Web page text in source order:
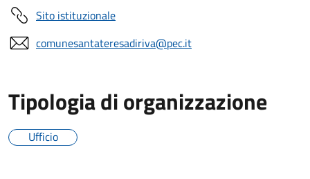
Sito istituzionale
comunesantateresadiriva@pec.it
Tipologia di organizzazione
Ufficio